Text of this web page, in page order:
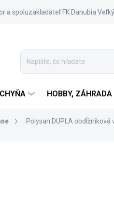
a spoluzakladateľ FK Danubia
HOBBY, ZÁHRADA
Polysan DUPLA